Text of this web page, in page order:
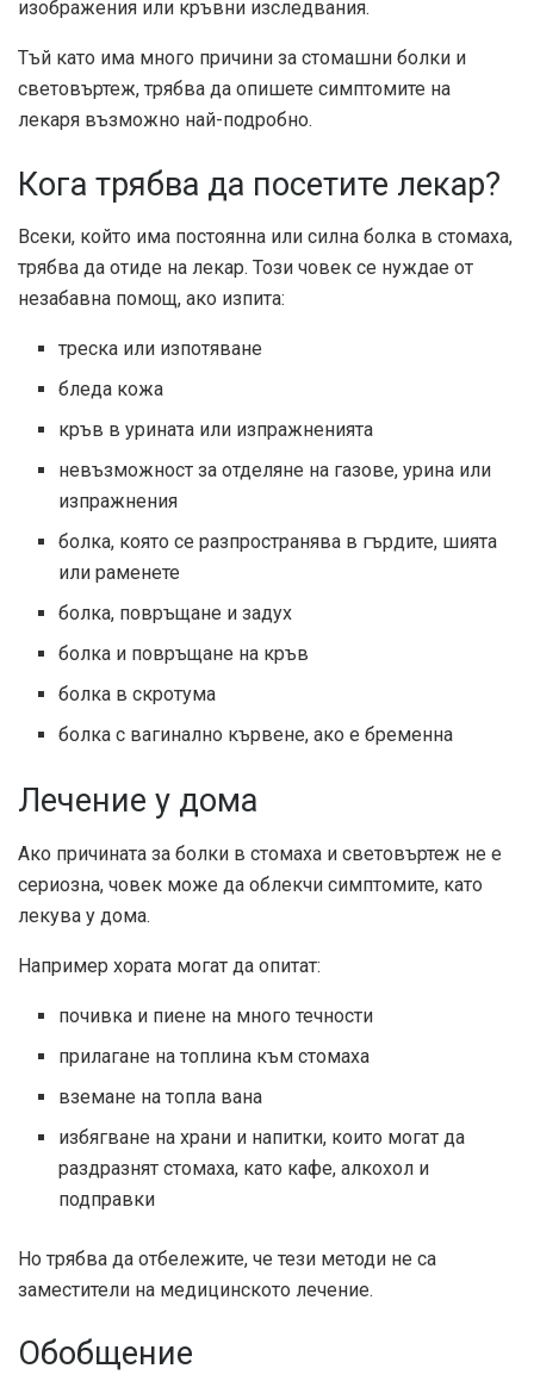
изображения или кръвни изследвания.
Тъй като има много причини за стомашни болки и
световъртеж, трябва да опишете симптомите на
лекаря възможно най-подробно.
Кога трябва да посетите лекар?
Всеки, който има постоянна или силна болка в стомаха,
трябва да отиде на лекар. Този човек се нуждае от
незабавна помощ, ако изпита:
треска или изпотяване
бледа кожа
кръв в урината или изпражненията
невъзможност за отделяне на газове, урина или
изпражнения
болка, която се разпространява в гърдите, шията
или раменете
болка, повръщане и задух
болка и повръщане на кръв
болка в скротума
болка с вагинално кървене, ако е бременна
Лечение у дома
Ако причината за болки в стомаха и световъртеж не е
сериозна, човек може да облекчи симптомите, като
лекува у дома.
Например хората могат да опитат:
почивка и пиене на много течности
прилагане на топлина към стомаха
вземане на топла вана
избягване на храни и напитки, които могат да
раздразнят стомаха, като кафе, алкохол и
подправки
Но трябва да отбележите, че тези методи не са
заместители на медицинското лечение.
Обобщение